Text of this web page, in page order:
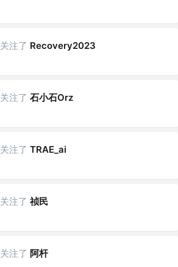
关注了 Recovery2023
关注了 石小石Orz
关注了 TRAE_ai
关注了 祯民
关注了 阿杆